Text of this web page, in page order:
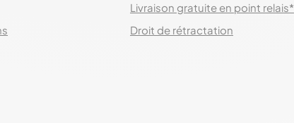
Livraison gratuite en point relais*
Droit de rétractation